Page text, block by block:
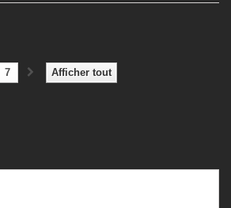
Afficher tout
7